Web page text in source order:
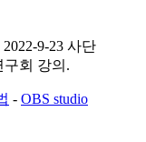
2022-9-23 사단
회 강의.
- OBS studio